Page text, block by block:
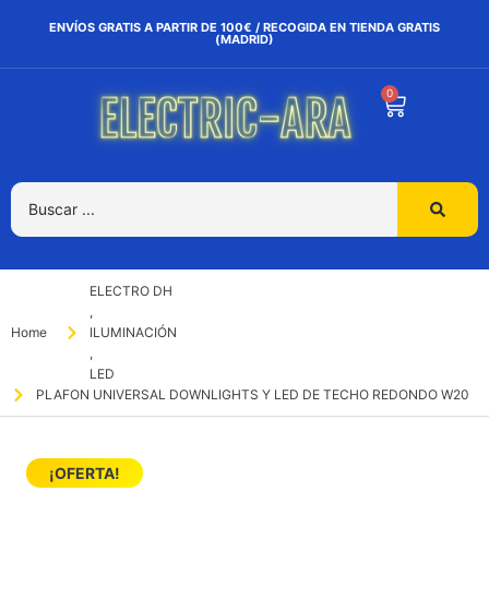
ENVÍOS GRATIS A PARTIR DE 100€ / RECOGIDA EN TIENDA GRATIS
(MADRID)
0
Home
ELECTRO DH
,
ILUMINACIÓN
,
LED
PLAFON UNIVERSAL DOWNLIGHTS Y LED DE TECHO REDONDO W20
¡OFERTA!